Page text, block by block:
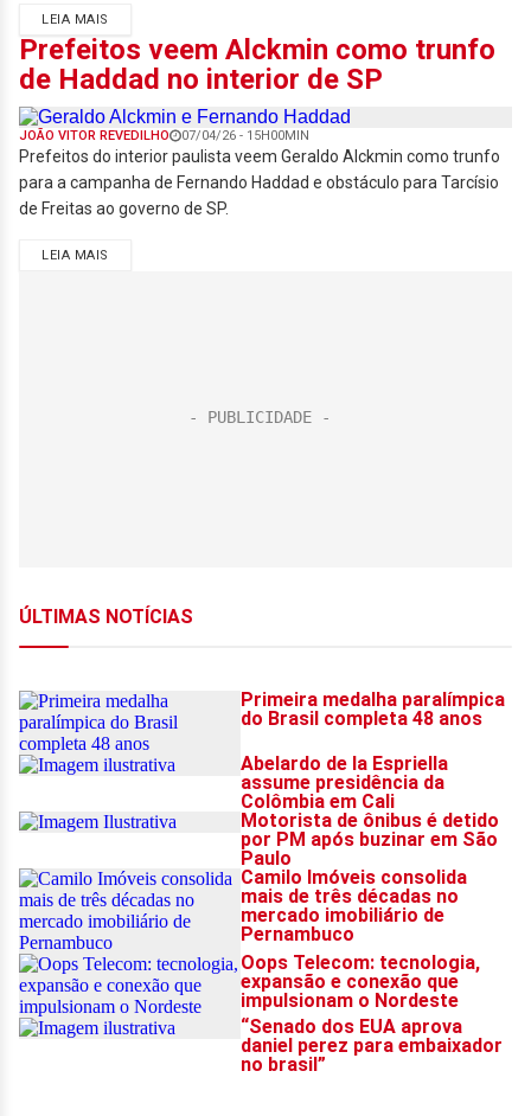
LEIA MAIS
Prefeitos veem Alckmin como trunfo
de Haddad no interior de SP
JOÃO VITOR REVEDILHO 07/04/26 - 15H00MIN
Prefeitos do interior paulista veem Geraldo Alckmin como trunfo
para a campanha de Fernando Haddad e obstáculo para Tarcísio
de Freitas ao governo de SP.
LEIA MAIS